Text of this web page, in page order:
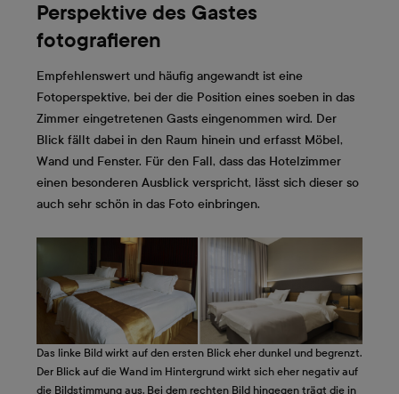
Perspektive des Gastes
fotografieren
Empfehlenswert und häufig angewandt ist eine
Fotoperspektive, bei der die Position eines soeben in das
Zimmer eingetretenen Gasts eingenommen wird. Der
Blick fällt dabei in den Raum hinein und erfasst Möbel,
Wand und Fenster. Für den Fall, dass das Hotelzimmer
einen besonderen Ausblick verspricht, lässt sich dieser so
auch sehr schön in das Foto einbringen.
Das linke Bild wirkt auf den ersten Blick eher dunkel und begrenzt.
Der Blick auf die Wand im Hintergrund wirkt sich eher negativ auf
die Bildstimmung aus. Bei dem rechten Bild hingegen trägt die in